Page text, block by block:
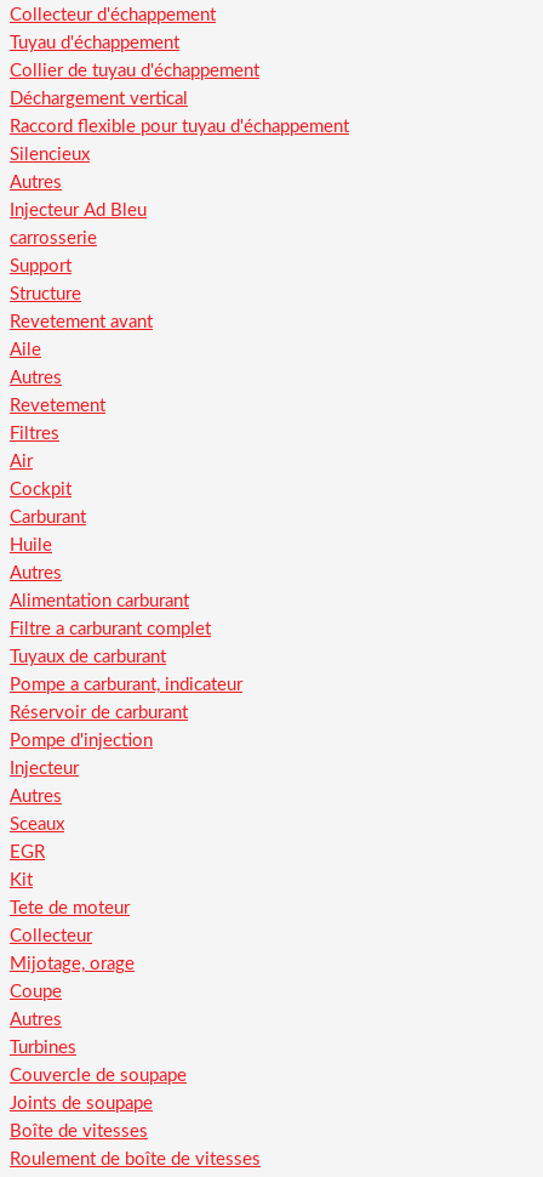
Collecteur d'échappement
Tuyau d'échappement
Collier de tuyau d'échappement
Déchargement vertical
Raccord flexible pour tuyau d'échappement
Silencieux
Autres
Injecteur Ad Bleu
carrosserie
Support
Structure
Revetement avant
Aile
Autres
Revetement
Filtres
Air
Cockpit
Carburant
Huile
Autres
Alimentation carburant
Filtre a carburant complet
Tuyaux de carburant
Pompe a carburant, indicateur
Réservoir de carburant
Pompe d'injection
Injecteur
Autres
Sceaux
EGR
Kit
Tete de moteur
Collecteur
Mijotage, orage
Coupe
Autres
Turbines
Couvercle de soupape
Joints de soupape
Boîte de vitesses
Roulement de boîte de vitesses